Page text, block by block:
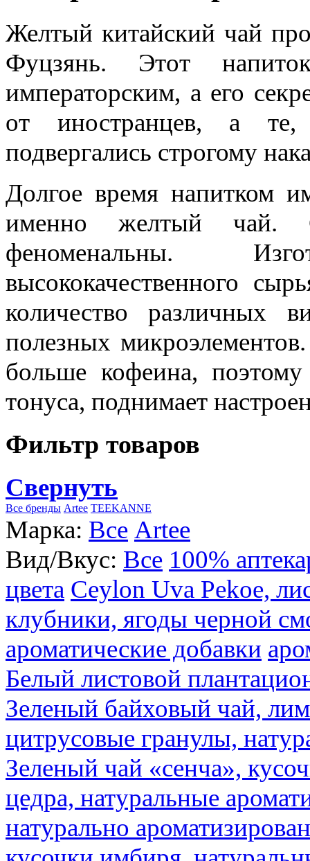
Желтый китайский чай
Фуцзянь. Этот
императорским, а его
от иностранцев, а
подвергались строгому
Долгое время напитком
именно желтый чай.
феноменальны.
высококачественного
количество различных
полезных
больше кофеина,
тонуса, поднимает
Фильтр товаров
Свернуть
Все бренды Artee TEEKANNE
Марка: Все Artee
Вид/Вкус: Все 100%
цвета Ceylon Uva Pekoe,
клубники, ягоды черной
ароматические добавки
Белый листовой
Зеленый байховый чай,
цитрусовые гранулы,
Зеленый чай «сенча»,
цедра, натуральные
натурально